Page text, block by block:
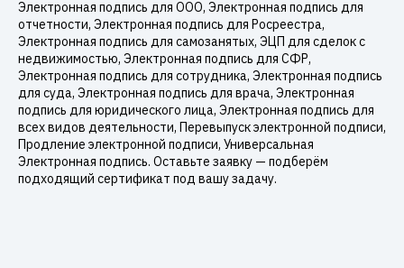
Электронная подпись для ООО, Электронная подпись для
отчетности, Электронная подпись для Росреестра,
Электронная подпись для самозанятых, ЭЦП для сделок с
недвижимостью, Электронная подпись для СФР,
Электронная подпись для сотрудника, Электронная подпись
для суда, Электронная подпись для врача, Электронная
подпись для юридического лица, Электронная подпись для
всех видов деятельности, Перевыпуск электронной подписи,
Продление электронной подписи, Универсальная
Электронная подпись. Оставьте заявку — подберём
подходящий сертификат под вашу задачу.